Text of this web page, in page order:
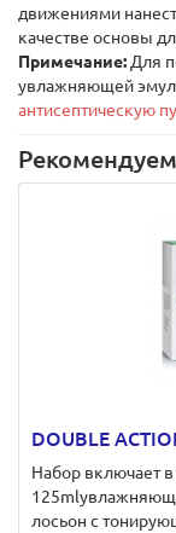
движениями
качестве основы
Примечание: Для
увлажняющей
антисептическую
DOUBLE
Набор включает
лосьон с